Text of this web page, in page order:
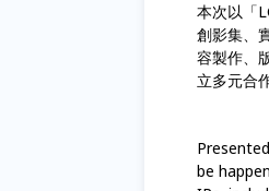
本次以「
創影集、
容製作、
立多元合
be